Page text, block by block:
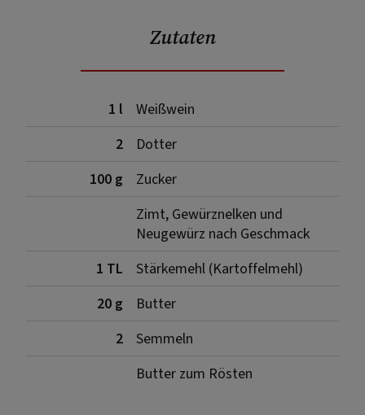
Zutaten
1 l
Weißwein
2
Dotter
100 g
Zucker
Zimt, Gewürznelken und
Neugewürz nach Geschmack
1 TL
Stärkemehl (Kartoffelmehl)
20 g
Butter
2
Semmeln
Butter zum Rösten